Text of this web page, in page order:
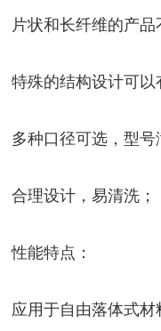
片状和长纤维的产品
特殊的结构设计可以
多种口径可选，型号
合理设计，易清洗；
性能特点：
应用于自由落体式材